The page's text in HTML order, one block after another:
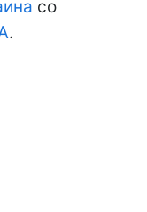
со
.